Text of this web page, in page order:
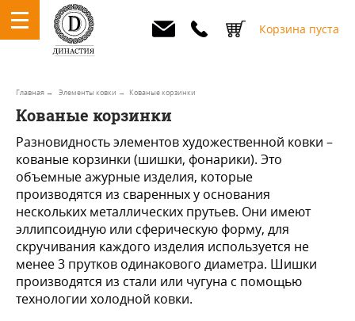
Корзина пуста
Главная Элементы ковки Кованые корзинки
Кованые корзинки
Разновидность элементов художественной ковки –
кованые корзинки (шишки, фонарики). Это
объемные ажурные изделия, которые
производятся из сваренных у основания
нескольких металлических прутьев. Они имеют
эллипсоидную или сферическую форму, для
скручивания каждого изделия используется не
менее 3 прутков одинакового диаметра. Шишки
производятся из стали или чугуна с помощью
технологии холодной ковки.